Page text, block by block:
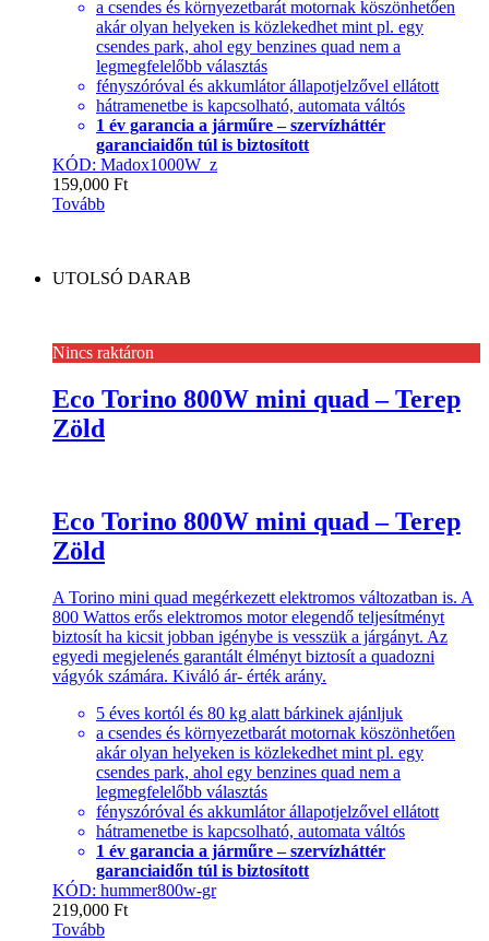
a csendes és környezetbarát motornak köszönhetően
akár olyan helyeken is közlekedhet mint pl. egy
csendes park, ahol egy benzines quad nem a
legmegfelelőbb választás
fényszóróval és akkumlátor állapotjelzővel ellátott
hátramenetbe is kapcsolható, automata váltós
1 év garancia a járműre – szervízháttér
garanciaidőn túl is biztosított
KÓD: Madox1000W_z
159,000 Ft
Tovább
UTOLSÓ DARAB
Nincs raktáron
Eco Torino 800W mini quad – Terep
Zöld
Eco Torino 800W mini quad – Terep
Zöld
A Torino mini quad megérkezett elektromos változatban is. A
800 Wattos erős elektromos motor elegendő teljesítményt
biztosít ha kicsit jobban igénybe is vesszük a járgányt. Az
egyedi megjelenés garantált élményt biztosít a quadozni
vágyók számára. Kiváló ár- érték arány.
5 éves kortól és 80 kg alatt bárkinek ajánljuk
a csendes és környezetbarát motornak köszönhetően
akár olyan helyeken is közlekedhet mint pl. egy
csendes park, ahol egy benzines quad nem a
legmegfelelőbb választás
fényszóróval és akkumlátor állapotjelzővel ellátott
hátramenetbe is kapcsolható, automata váltós
1 év garancia a járműre – szervízháttér
garanciaidőn túl is biztosított
KÓD: hummer800w-gr
219,000 Ft
Tovább